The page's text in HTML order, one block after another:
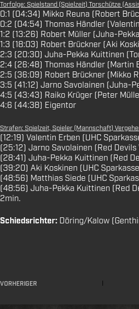
Torfolge: Spielstand (Spielzeit) Torschütze
0:1 (04:34) Mikko Reuna (Robert
0:2 (04:54) Thomas Händler
1:2 (13:26) Robert Müller (Juha-
1:3 (18:03) Robert Brückner (Aki
2:3 (20:30) Juha-Pekka Kuittinen
2:4 (26:48) Thomas Händler (Martin
2:5 (36:09) Robert Brückner (Mikko
3:5 (41:12) Jarno Savolainen (Juha-
4:5 (43:43) Raiko Krüger (Peter
4:6 (44:38) Eigentor
Strafen: Spielzeit, Spieler (Mannschaft)
(12:19) Valentin Erben (UHC
(25:12) Jarno Savolainen (Red
(28:41) Juha-Pekka Kuittinen (Red
(39:20) Aki Koskinen (UHC
(48:56) Matthias Siede (UHC
(48:56) Juha-Pekka Kuittinen (Red
2min.
Schiedsrichter: Döring/Kalow
VORHERIGER